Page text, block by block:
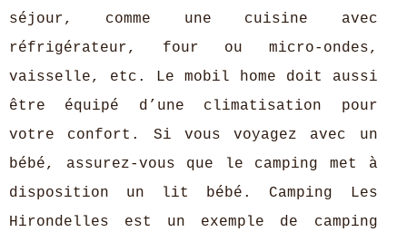
séjour, comme une cuisine avec
réfrigérateur, four ou micro-ondes,
vaisselle, etc. Le mobil home doit aussi
être équipé d’une climatisation pour
votre confort. Si vous voyagez avec un
bébé, assurez-vous que le camping met à
disposition un lit bébé. Camping Les
Hirondelles est un exemple de camping